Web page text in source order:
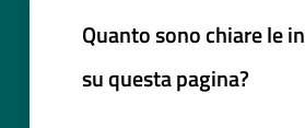
Quanto sono chiare le
su questa pagina?